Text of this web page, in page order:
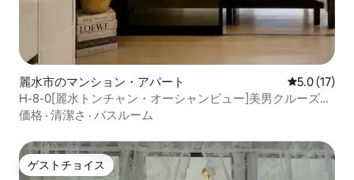
麗水市のマンション・アパート レビュー17
5.0 (17)
H-8-0[麗水トンチャン・オーシャンビュー]美男クルーズ。
アルテ美術館30%割引 #駐車場 #Netflix _oh_stay
価格 · 清潔さ · バスルーム
ゲストチョイス
ゲストチョイス